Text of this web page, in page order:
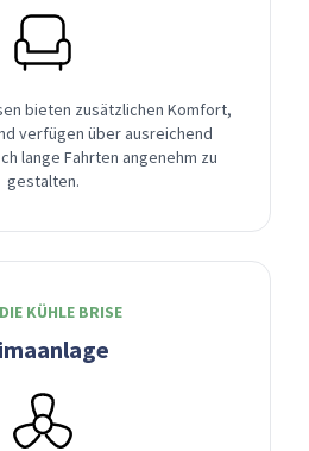
bieten zusätzlichen Komfort,
verfügen über ausreichend
lange Fahrten angenehm zu
gestalten.
KÜHLE BRISE